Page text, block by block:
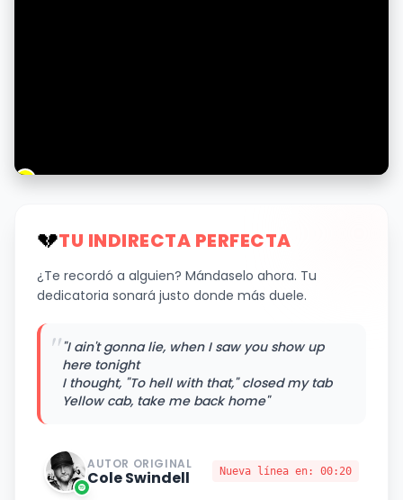
💔TU INDIRECTA PERFECTA
¿Te recordó a alguien? Mándaselo ahora. Tu
dedicatoria sonará justo donde más duele.
""I ain't gonna lie, when I saw you show up
here tonight
I thought, "To hell with that," closed my tab
Yellow cab, take me back home"
AUTOR ORIGINAL
Cole Swindell Nueva línea en: 00:20